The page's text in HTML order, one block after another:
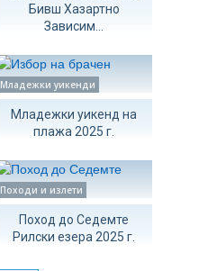
Бивш Хазартно
Зависим...
Младежки уикенди
Младежки уикенд на
плажа 2025 г.
Походи и излети
Поход до Седемте
Рилски езера 2025 г.